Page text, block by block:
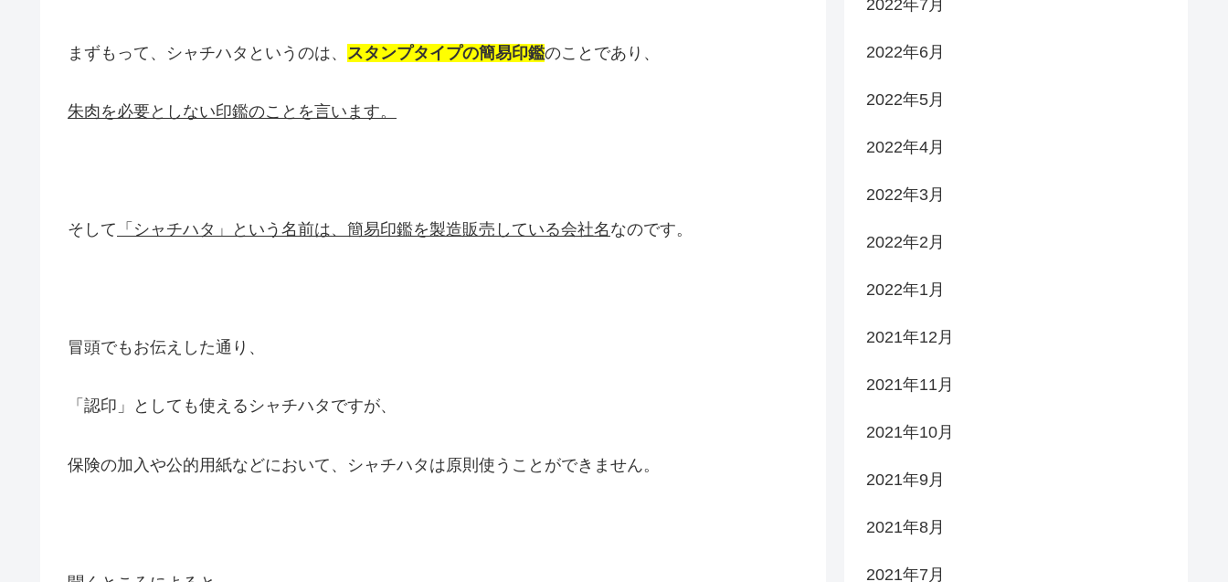
まずもって、シャチハタというのは、 スタンプタイプの簡易印鑑のことであり、
朱肉を必要としない印鑑のことを言います。
そして 「シャチハタ」という名前は、簡易印鑑を製造販売している会社名 なのです。
冒頭でもお伝えした通り、
「認印」としても使えるシャチハタですが、
保険の加入や公的用紙などにおいて、シャチハタは原則使うことができません。
2022年7月
2022年6月
2022年5月
2022年4月
2022年3月
2022年2月
2022年1月
2021年12月
2021年11月
2021年10月
2021年9月
2021年8月
2021年7月